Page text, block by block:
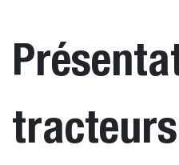
tracteurs